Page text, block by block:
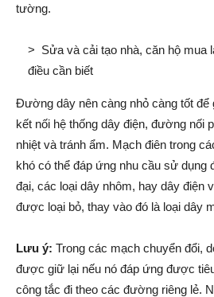
tường.
> Sửa và cải tạo nhà, căn hộ mua
điều cần biết
Đường dây nên càng nhỏ càng tốt để
kết nối hệ thống dây điện, đường nối
nhiệt và tránh ẩm. Mạch điên trong
khó có thể đáp ứng nhu cầu sử dụng
đại, các loại dây nhôm, hay dây điện
được loại bỏ, thay vào đó là loại dây
Lưu ý: Trong các mạch chuyển đổi,
được giữ lại nếu nó đáp ứng được
công tắc đi theo các đường riêng lẻ.